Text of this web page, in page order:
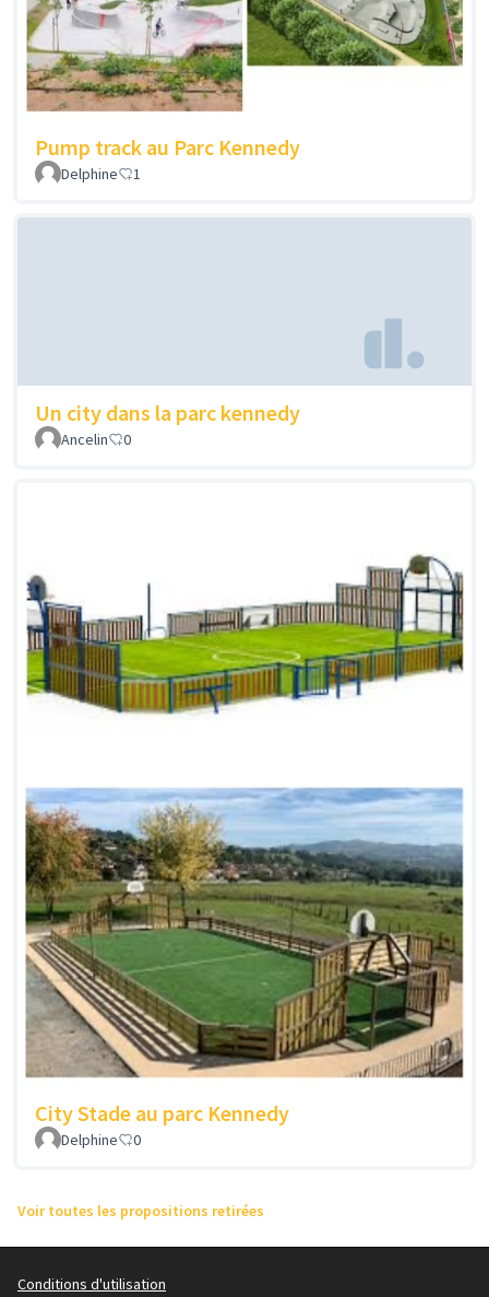
Pump track au Parc Kennedy
Delphine 1
Un city dans la parc kennedy
Ancelin 0
City Stade au parc Kennedy
Delphine 0
Voir toutes les propositions retirées
Conditions d'utilisation